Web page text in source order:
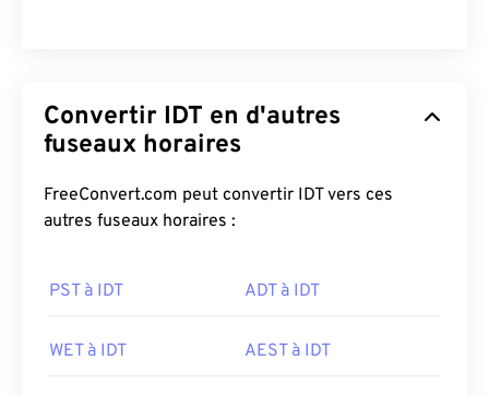
Convertir IDT en d'autres
fuseaux horaires
FreeConvert.com peut convertir IDT vers ces
autres fuseaux horaires :
PST à IDT ADT à IDT
WET à IDT AEST à IDT